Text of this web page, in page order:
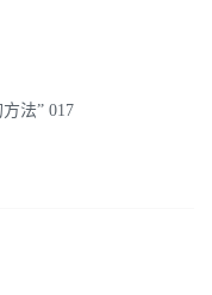
法” 017